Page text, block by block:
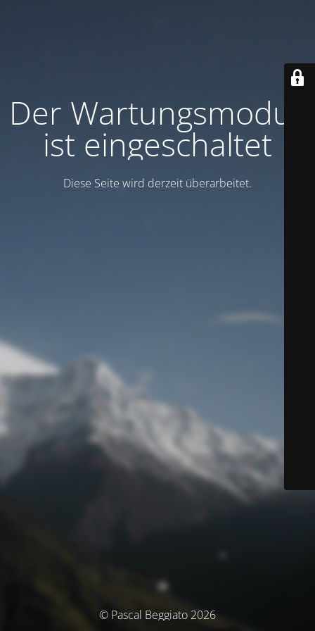
Der Wartungsmodus
ist eingeschaltet
Diese Seite wird derzeit überarbeitet.
© Pascal Beggiato 2026